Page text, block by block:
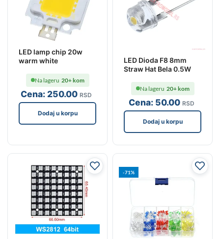
LED lamp chip 20w
warm white
Cena: 250.00 RSD
Na lageru 20+ kom
Dodaj u korpu
LED Dioda F8 8mm
Straw Hat Bela 0.5W
Cena: 50.00 RSD
Na lageru 20+ kom
Dodaj u korpu
-71%